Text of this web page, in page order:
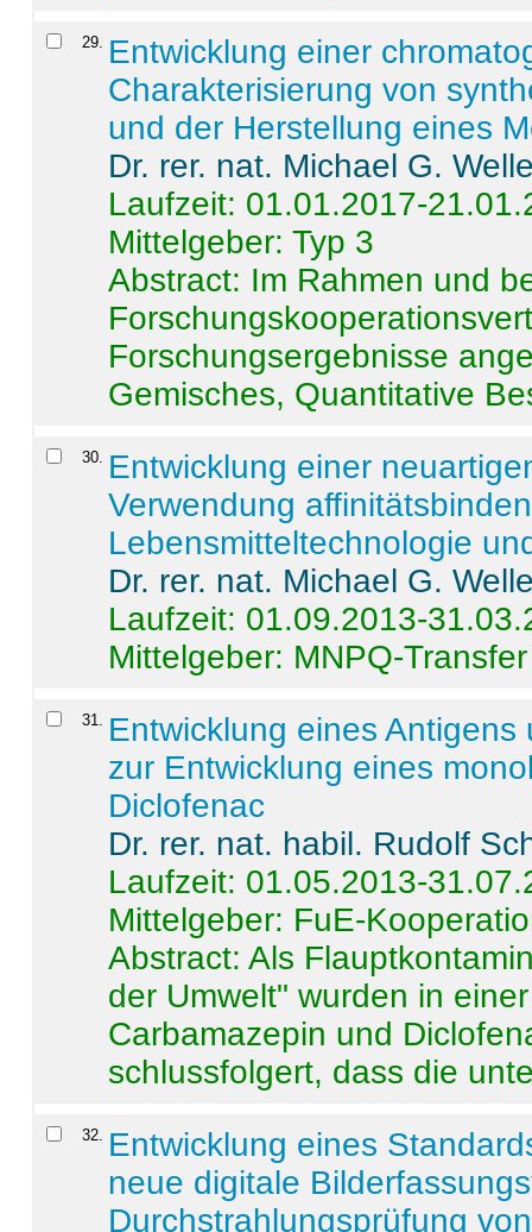
29. Entwicklung einer
Charakterisierung von
und der Herstellung eines
Dr. rer. nat. Michael G.
Laufzeit: 01.01.2017-
Mittelgeber: Typ 3
Abstract: Im Rahmen und
Forschungsergebnisse
Gemisches, Quantitative
30. Entwicklung einer
Verwendung
Lebensmitteltechnologie
Dr. rer. nat. Michael G.
Laufzeit: 01.09.2013-
Mittelgeber: MNPQ-Transfer
31. Entwicklung eines
zur Entwicklung eines
Diclofenac
Dr. rer. nat. habil. Rudolf
Laufzeit: 01.05.2013-
Mittelgeber: FuE-
Abstract:Als
der Umwelt" wurden in
Carbamazepin und
schlussfolgert, dass die
32. Entwicklung eines
neue digitale
Durchstrahlungsprüfung